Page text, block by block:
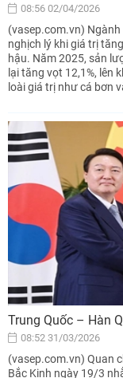
08:56 02/04/2026
(vasep.com.vn)
nghịch lý khi giá trị
hậu. Năm 2025, sản
lại tăng vọt 12,1%, lên
loài giá trị như cá bơn
Trung Quốc – Hàn
08:52 31/03/2026
(vasep.com.vn) Quan
Bắc Kinh ngày 19/3